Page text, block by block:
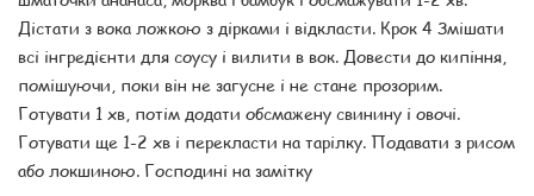
Дістати з вока ложкою з дірками і відкласти. Крок 4 Змішати
всі інгредієнти для соусу і вилити в вок. Довести до кипіння,
помішуючи, поки він не загусне і не стане прозорим.
Готувати 1 хв, потім додати обсмажену свинину і овочі.
Готувати ще 1-2 хв і перекласти на тарілку. Подавати з рисом
або локшиною. Господині на замітку